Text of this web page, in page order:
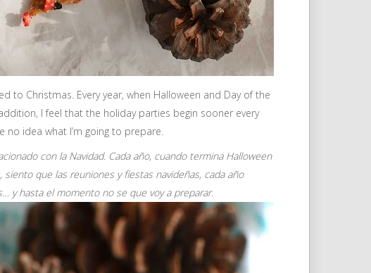
to Christmas. Every year, when Halloween and Day of the
I feel that the holiday parties begin sooner every
no idea what I’m going to prepare.
con la Navidad. Cada año, cuando termina Halloween
que las reuniones y fiestas navideñas, cada año
y hasta el momento no se que voy a preparar.